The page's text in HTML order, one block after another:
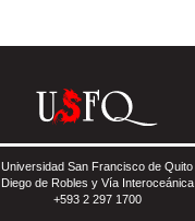
Universidad San Francisco de Quito
Diego de Robles y Vía Interoceánica
+593 2 297 1700